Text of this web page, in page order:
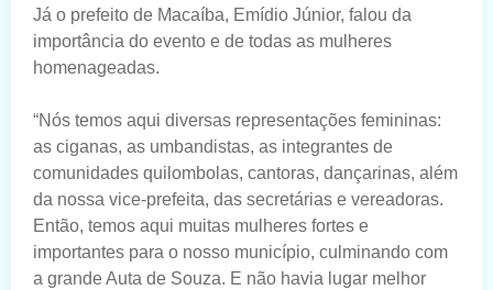
Já o prefeito de Macaíba, Emídio Júnior, falou da
importância do evento e de todas as mulheres
homenageadas.
“Nós temos aqui diversas representações femininas:
as ciganas, as umbandistas, as integrantes de
comunidades quilombolas, cantoras, dançarinas, além
da nossa vice-prefeita, das secretárias e vereadoras.
Então, temos aqui muitas mulheres fortes e
importantes para o nosso município, culminando com
a grande Auta de Souza. E não havia lugar melhor